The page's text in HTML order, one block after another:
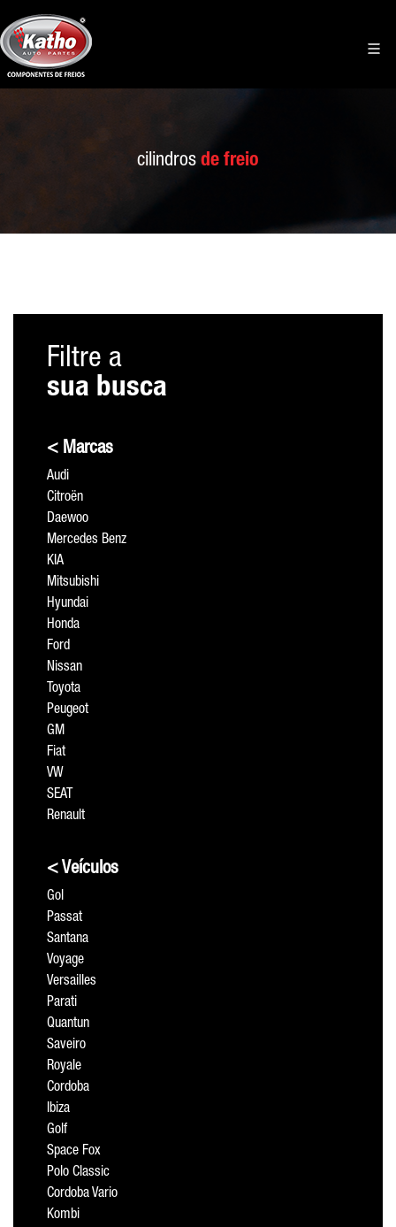
cilindros de freio
Filtre a
sua busca
< Marcas
Audi
Citroën
Daewoo
Mercedes Benz
KIA
Mitsubishi
Hyundai
Honda
Ford
Nissan
Toyota
Peugeot
GM
Fiat
VW
SEAT
Renault
< Veículos
Gol
Passat
Santana
Voyage
Versailles
Parati
Quantun
Saveiro
Royale
Cordoba
Ibiza
Golf
Space Fox
Polo Classic
Cordoba Vario
Kombi